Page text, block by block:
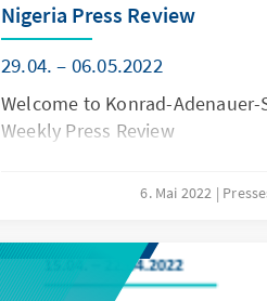
Nigeria Press Review
29.04. – 06.05.2022
Welcome to Konrad-Adenauer-
Weekly Press Review
6. Mai 2022